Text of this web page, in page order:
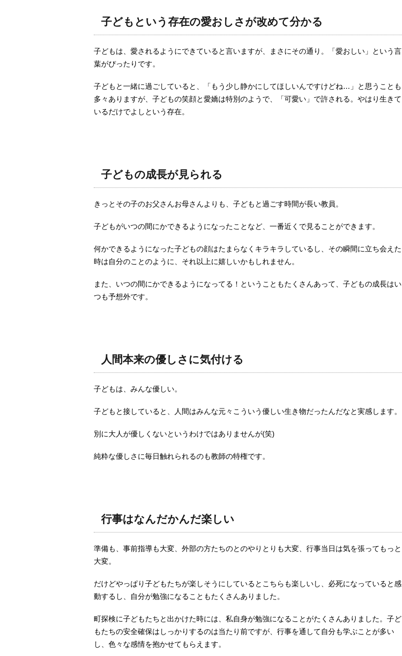
子どもという存在の愛おしさが改めて分かる
子どもは、愛されるようにできていると言いますが、まさにその通り。「愛おしい」という言
葉がぴったりです。
子どもと一緒に過ごしていると、「もう少し静かにしてほしいんですけどね…」と思うことも
多々ありますが、子どもの笑顔と愛嬌は特別のようで、「可愛い」で許される。やはり生きて
いるだけでよしという存在。
子どもの成長が見られる
きっとその子のお父さんお母さんよりも、子どもと過ごす時間が長い教員。
子どもがいつの間にかできるようになったことなど、一番近くで見ることができます。
何かできるようになった子どもの顔はたまらなくキラキラしているし、その瞬間に立ち会えた
時は自分のことのように、それ以上に嬉しいかもしれません。
また、いつの間にかできるようになってる！ということもたくさんあって、子どもの成長はい
つも予想外です。
人間本来の優しさに気付ける
子どもは、みんな優しい。
子どもと接していると、人間はみんな元々こういう優しい生き物だったんだなと実感します。
別に大人が優しくないというわけではありませんが(笑)
純粋な優しさに毎日触れられるのも教師の特権です。
行事はなんだかんだ楽しい
準備も、事前指導も大変、外部の方たちのとのやりとりも大変、行事当日は気を張ってもっと
大変。
だけどやっぱり子どもたちが楽しそうにしているとこちらも楽しいし、必死になっていると感
動するし、自分が勉強になることもたくさんありました。
町探検に子どもたちと出かけた時には、私自身が勉強になることがたくさんありました。子ど
もたちの安全確保はしっかりするのは当たり前ですが、行事を通して自分も学ぶことが多い
し、色々な感情を抱かせてもらえます。